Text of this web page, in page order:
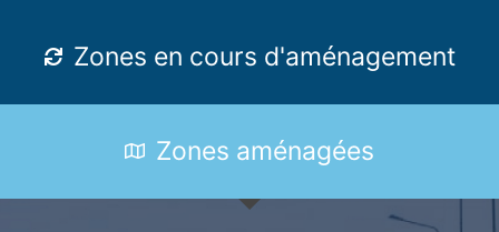
Zones en cours d'aménagement
Zones aménagées